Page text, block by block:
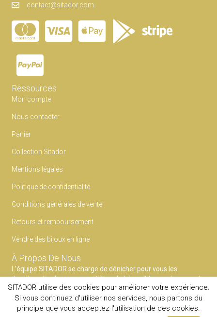
contact@sitador.com
Ressources
Mon compte
Nous contacter
Panier
Collection Sitador
Mentions légales
Politique de confidentialité
Conditions générales de vente
Retours et remboursement
Vendre des bijoux en ligne
À Propos De Nous
L’équipe SITADOR se charge de dénicher pour vous les
dernières tendances en matières de bijoux. N’ayez plus peur du
faux pas et faites confiance à notre expertise pour mettre en
avant votre style.
SITADOR utilise des cookies pour améliorer votre expérience.
Si vous continuez d'utiliser nos services, nous partons du
principe que vous acceptez l'utilisation de ces cookies.